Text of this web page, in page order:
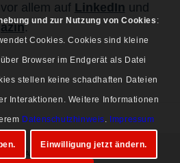
allem auf LinkedIn und
.
Alle Rechte vorbehalten.
und zur Nutzung von Cookies :
Cookies. Cookies sind kleine
Browser im Endgerät als Datei
stellen keine schadhaften Dateien
Interaktionen. Weitere Informationen
Datenschutzhinweis. Impressum
Einwilligung jetzt ändern.